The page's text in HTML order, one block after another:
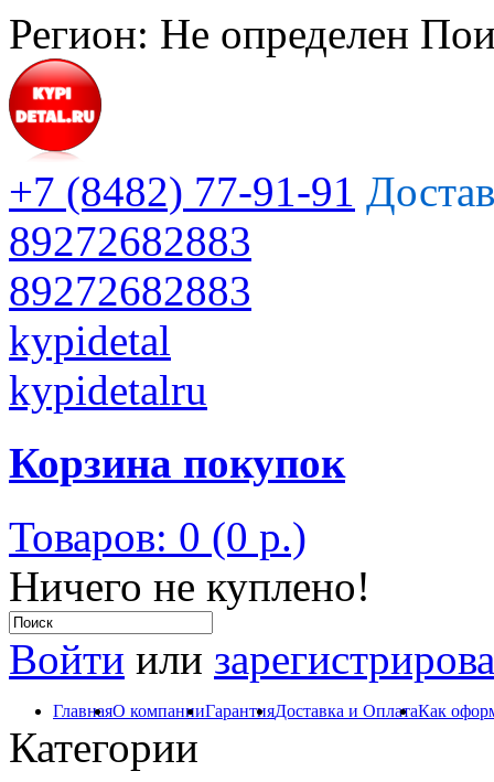
Регион: Не определен
+7 (8482) 77-91-91
89272682883
89272682883
kypidetal
kypidetalru
Корзина покупок
Товаров: 0 (0 р.)
Ничего не куплено!
Войти или
ГлавнаяО компанииГарантияДоставка и ОплатаКак
Категории